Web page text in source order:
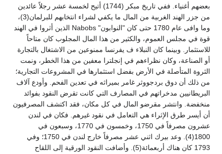
بعضهم أغنياء. ففي تاريخ مبكر (1744) أتيح لخمسة عشر رجلاً عائدين
من جزر الهند الغربية من المال ما يكفي لشراء انتخابهم للبرلمان(3)،
وما وافى عام 1780 حتى كان "النوابون" Nabobs الذين أثروا في الهند
قوة في مجلس العموم، والكثير من هذا المال المجلوب كان متاحاً
للاستثمار. وبينما كان النبلاء ف يفرنسا ممنوعين من الاشتغال بالتجارة
أو الصناعة، وكان نظراءهم في إنجلترا معفين من هذا الخطر، ونمت
الثروة المتأصلة في الأرض بفضل استثمارها في المشروعات التجارية؛
من ذلك أن دوق بردجووثر غامر بميراثه في تعدين الفحم. وأودع آلاف
البريطانيين مدخراتهم في المصارف التي كانت تقرض النقود بفوائد
منخفضة. وانتشر مقرضو المال في كل مكان، فقد اكتشف المصرفيون
أن أيسر طرق الإثراء هي التعامل في نقود غيرهم. فكان في لندن
عشرون مصرفاً في 1750، وخمسون في 1770، وسبعون في
1800(4). وعد بيرك اثني عشر مصرفاً خارج لندن في 1750؛ وفي
1793 كان هناك أربعمائة(5). وأضافت النقود الورقية إلى اللقاح